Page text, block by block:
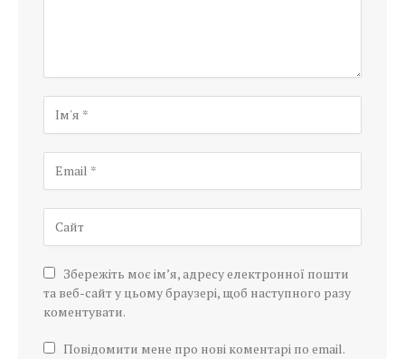
Збережіть моє ім’я, адресу електронної пошти
та веб-сайт у цьому браузері, щоб наступного разу
коментувати.
Повідомити мене про нові коментарі по email.